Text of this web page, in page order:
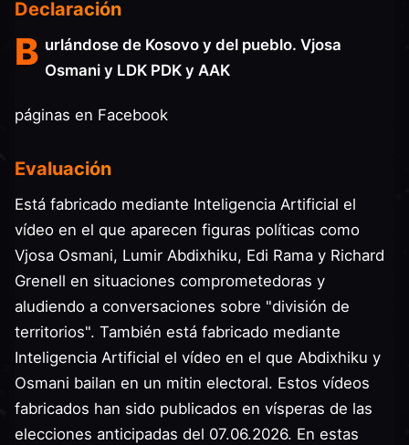
Declaración
B urlándose de Kosovo y del pueblo. Vjosa
Osmani y LDK PDK y AAK
páginas en Facebook
Evaluación
Está fabricado mediante Inteligencia Artificial el
vídeo en el que aparecen figuras políticas como
Vjosa Osmani, Lumir Abdixhiku, Edi Rama y Richard
Grenell en situaciones comprometedoras y
aludiendo a conversaciones sobre "división de
territorios". También está fabricado mediante
Inteligencia Artificial el vídeo en el que Abdixhiku y
Osmani bailan en un mitin electoral. Estos vídeos
fabricados han sido publicados en vísperas de las
elecciones anticipadas del 07.06.2026. En estas